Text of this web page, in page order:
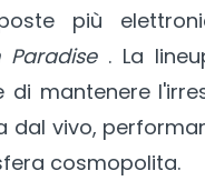
più
Paradise. La
di mantenere
dal vivo,
cosmopolita.